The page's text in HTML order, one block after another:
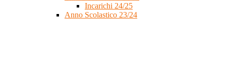
Incarichi 24/25
Anno Scolastico 23/24